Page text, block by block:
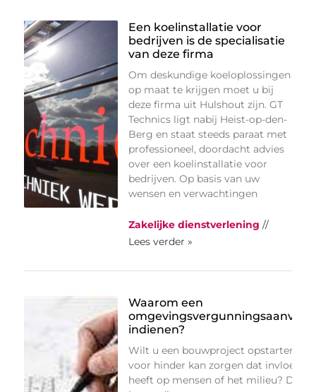
Een koelinstallatie voor
bedrijven is de specialisatie
van deze firma
Om deskundige koeloplossingen
op maat te krijgen moet u bij
deze firma uit Hulshout zijn. GT
Technics ligt nabij Heist-op-den-
Berg en staat steeds paraat met
professioneel, doordacht advies
over een koelinstallatie voor
bedrijven. Op basis van uw
wensen en verwachtingen
Zakelijke dienstverlening //
Lees verder »
Waarom een
indienen?
Wilt u een bouwproject opstarten dat
voor hinder kan zorgen dat invloed
heeft op mensen of het milieu? Dan